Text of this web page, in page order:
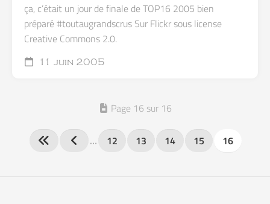
ça, c’était un jour de finale de TOP16 2005 bien
préparé #toutaugrandscrus Sur Flickr sous license
Creative Commons 2.0.
11 juin 2005
Page 16 sur 16
… 12 13 14 15 16